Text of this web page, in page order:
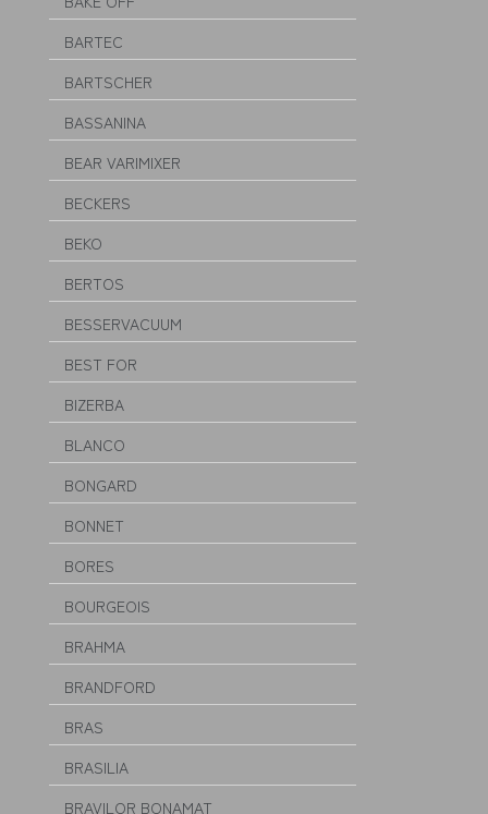
BARTEC
BARTSCHER
BASSANINA
BEAR VARIMIXER
BECKERS
BEKO
BERTOS
BESSERVACUUM
BEST FOR
BIZERBA
BLANCO
BONGARD
BONNET
BORES
BOURGEOIS
BRAHMA
BRANDFORD
BRAS
BRASILIA
BRAVILOR BONAMAT